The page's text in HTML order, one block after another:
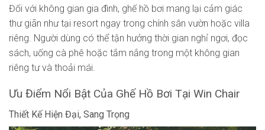
Đối với không gian gia đình, ghế hồ bơi mang lại cảm giác
thư giãn như tại resort ngay trong chính sân vườn hoặc villa
riêng. Người dùng có thể tận hưởng thời gian nghỉ ngơi, đọc
sách, uống cà phê hoặc tắm nắng trong một không gian
riêng tư và thoải mái.
Ưu Điểm Nổi Bật Của Ghế Hồ Bơi Tại Win Chair
Thiết Kế Hiện Đại, Sang Trọng